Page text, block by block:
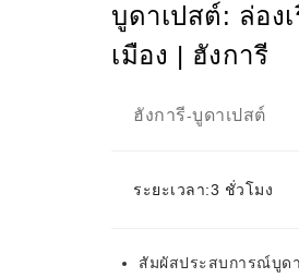
บูดาเปสต์: ล่อง
เมือง | ฮังการี
ฮังการี-บูดาเปสต์
ระยะเวลา:3 ชั่วโมง
สัมผัสประสบการณ์บูด